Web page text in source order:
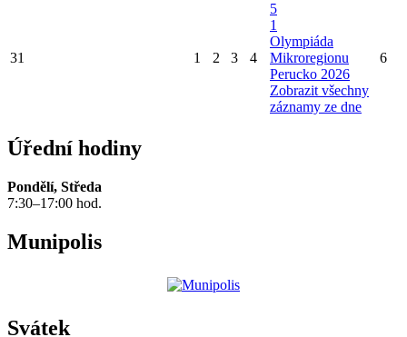
31 1 2 3 4
5
1
Olympiáda
Mikroregionu
Perucko 2026
Zobrazit všechny
záznamy ze dne
6
Úřední hodiny
Pondělí, Středa
7:30–17:00 hod.
Munipolis
Svátek